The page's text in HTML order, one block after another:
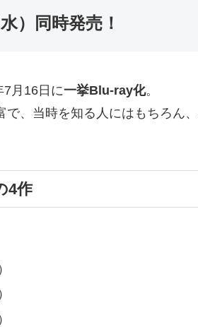
）同時発売！
7月16日に一挙Blu-ray化。
で、当時を知る人にはもちろん
4作